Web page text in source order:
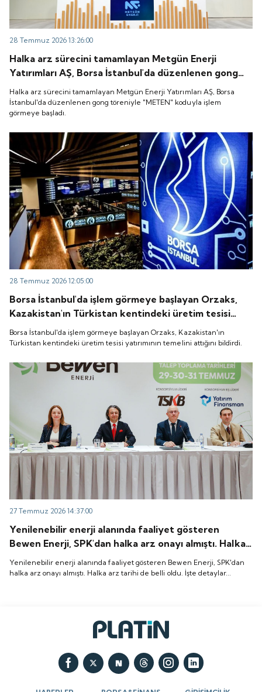
28 Temmuz 2026 13:26:00
Halka arz sürecini tamamlayan Metgün Enerji
Yatırımları AŞ, Borsa İstanbul'da düzenlenen gong
töreniyle "METEN" koduyla işlem görmeye başladı.
Halka arz sürecini tamamlayan Metgün Enerji Yatırımları AŞ, Borsa
İstanbul'da düzenlenen gong töreniyle "METEN" koduyla işlem
görmeye başladı.
28 Temmuz 2026 12:05:00
Borsa İstanbul'da işlem görmeye başlayan Orzaks,
Kazakistan'ın Türkistan kentindeki üretim tesisi
yatırımının temelini attığını bildirdi.
Borsa İstanbul'da işlem görmeye başlayan Orzaks, Kazakistan'ın
Türkistan kentindeki üretim tesisi yatırımının temelini attığını bildirdi.
27 Temmuz 2026 14:37:00
Yenilenebilir enerji alanında faaliyet gösteren
Bewen Enerji, SPK'dan halka arz onayı almıştı. Halka
arz tarihi de belli oldu. İşte detaylar...
Yenilenebilir enerji alanında faaliyet gösteren Bewen Enerji, SPK'dan
halka arz onayı almıştı. Halka arz tarihi de belli oldu. İşte detaylar...